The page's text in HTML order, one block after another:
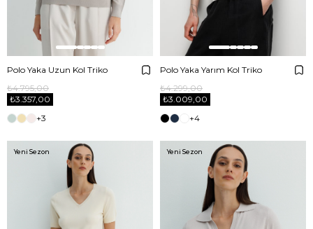
Polo Yaka Uzun Kol Triko
₺3.357,00
₺4.795,00
+3
Polo Yaka Yarım Kol Triko
₺3.009,00
₺4.299,00
+4
Yeni Sezon Yeni Sezon